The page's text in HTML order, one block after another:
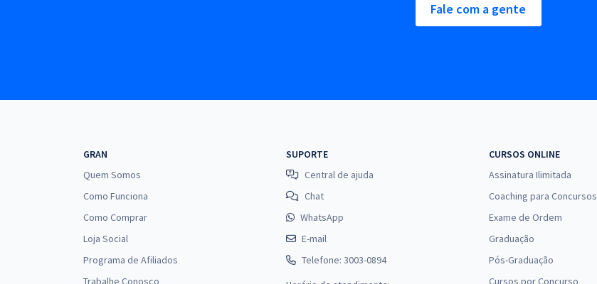
Fale com a gente
GRAN
Quem Somos
Como Funciona
Como Comprar
Loja Social
Programa de Afiliados
Trabalhe Conosco
SUPORTE
Central de ajuda
Chat
WhatsApp
E-mail
Telefone: 3003-0894
CURSOS ONLINE
Assinatura Ilimitada
Coaching para Concursos
Exame de Ordem
Graduação
Pós-Graduação
Cursos por Concurso